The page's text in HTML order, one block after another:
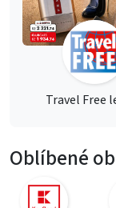
Travel Free
Oblíbené